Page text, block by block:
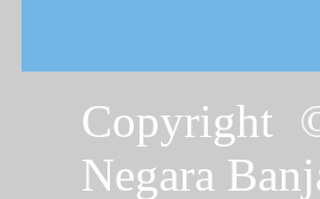
Copyright
Negara